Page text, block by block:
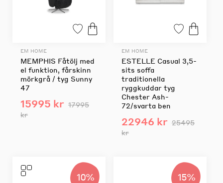
EM HOME
MEMPHIS Fåtölj med
el funktion, fårskinn
mörkgrå / tyg Sunny
47
15995 kr 17995
kr
EM HOME
ESTELLE Casual 3,5-
sits soffa
traditionella
ryggkuddar tyg
Chester Ash-
72/svarta ben
22946 kr 25495
kr
10% 15%